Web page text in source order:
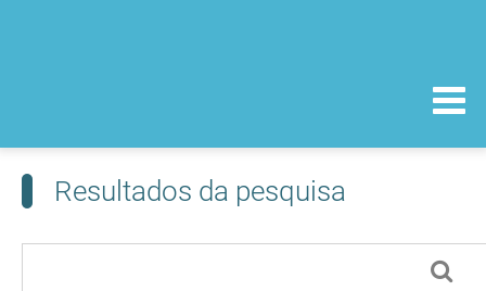
Resultados da pesquisa